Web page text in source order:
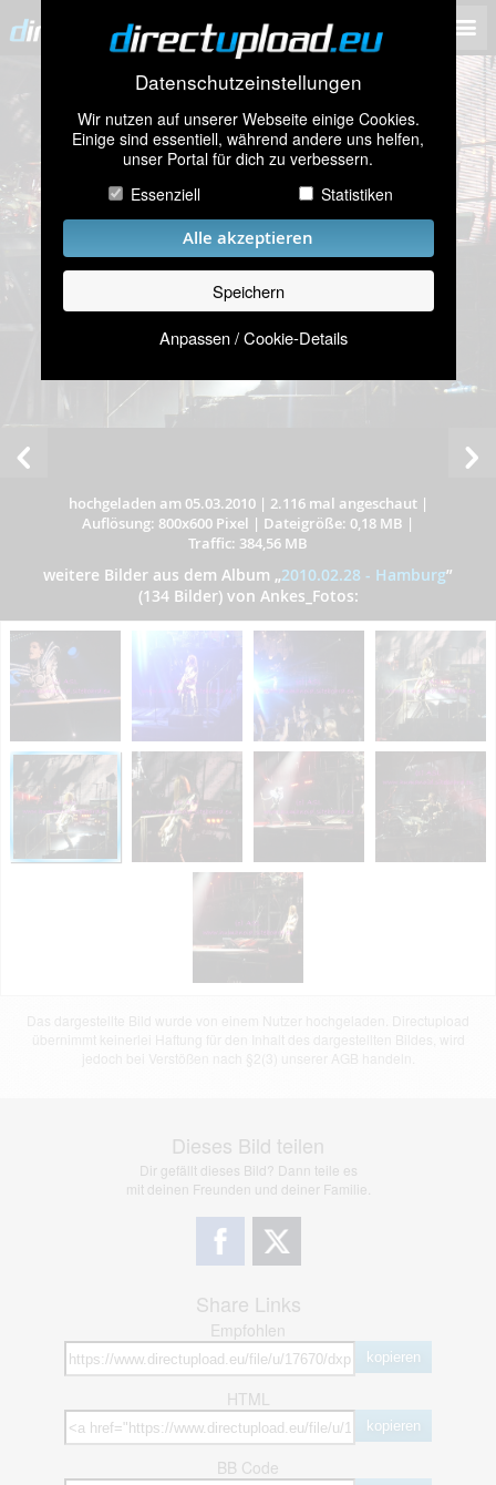
Datenschutzeinstellungen
Wir nutzen auf unserer Webseite einige Cookies.
Einige sind essentiell, während andere uns helfen,
unser Portal für dich zu verbessern.
Essenziell
Statistiken
Alle akzeptieren
Speichern
Anpassen / Cookie-Details
hochgeladen am 05.03.2010| 2.116 mal angeschaut|
Auflösung: 800x600 Pixel | Dateigröße: 0,18 MB |
Traffic: 384,56 MB
weitere Bilder aus dem Album „2010.02.28 - Hamburg”
(134 Bilder) von Ankes_Fotos:
Dieses Bild teilen
Dir gefällt dieses Bild? Dann teile es
mit deinen Freunden und deiner Familie.
Share Links
Empfohlen
kopieren
HTML
kopieren
BB Code